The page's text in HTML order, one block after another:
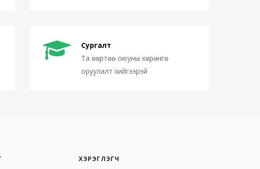
Сургалт
Та өөртөө оюуны хөрөнгө
оруулалт хийгээрэй
ХЭРЭГЛЭГЧ